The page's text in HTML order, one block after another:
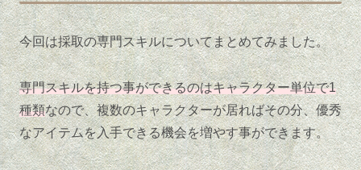
今回は採取の専門スキルについてまとめてみました。
専門スキルを持つ事ができるのはキャラクター単位で1
種類なので、複数のキャラクターが居ればその分、優秀
なアイテムを入手できる機会を増やす事ができます。